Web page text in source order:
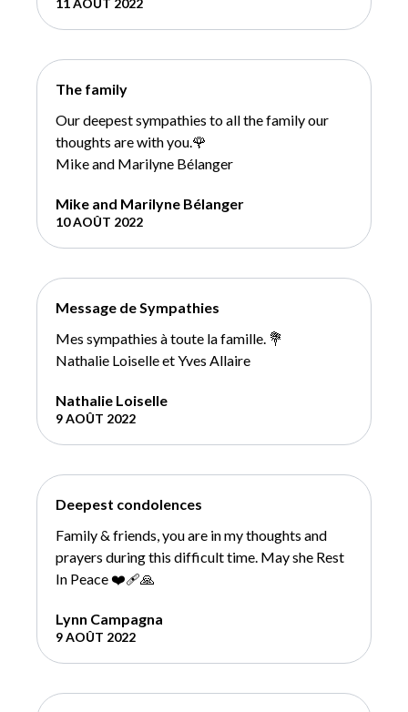
11 AOÛT 2022
The family
Our deepest sympathies to all the family our
thoughts are with you.🌹
Mike and Marilyne Bélanger
Mike and Marilyne Bélanger
10 AOÛT 2022
Message de Sympathies
Mes sympathies à toute la famille. 💐
Nathalie Loiselle et Yves Allaire
Nathalie Loiselle
9 AOÛT 2022
Deepest condolences
Family & friends, you are in my thoughts and
prayers during this difficult time. May she Rest
In Peace ❤️‍🩹🙏
Lynn Campagna
9 AOÛT 2022